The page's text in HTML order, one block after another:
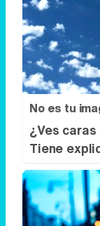
No es tu
¿Ves
Tiene